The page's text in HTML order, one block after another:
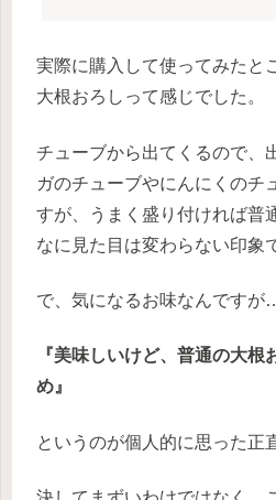
実際に購入して使ってみたと
大根おろしって感じでした。
チューブから出てくるので、
ガのチューブやにんにくのチ
すが、うまく盛り付ければ普
なに見た目は変わらない印象
で、気になるお味なんですが
『美味しいけど、普通の大
め』
というのが個人的に思った正